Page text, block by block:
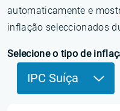
automaticamente e
inflação seleccionados
Selecione o tipo de
IPC Suíça